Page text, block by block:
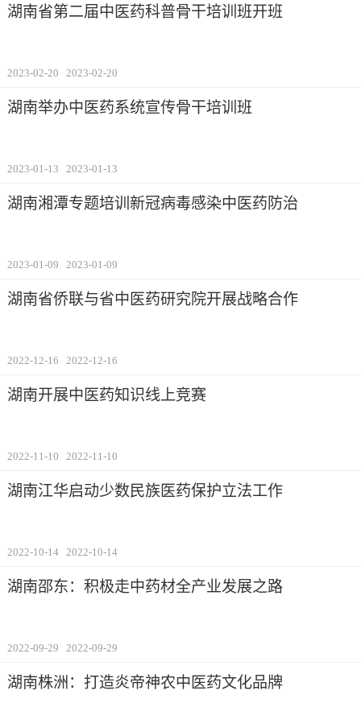
湖南省第二届中医药科普骨干培训班开班
2023-02-20 2023-02-20
湖南举办中医药系统宣传骨干培训班
2023-01-13 2023-01-13
湖南湘潭专题培训新冠病毒感染中医药防治
2023-01-09 2023-01-09
湖南省侨联与省中医药研究院开展战略合作
2022-12-16 2022-12-16
湖南开展中医药知识线上竞赛
2022-11-10 2022-11-10
湖南江华启动少数民族医药保护立法工作
2022-10-14 2022-10-14
湖南邵东：积极走中药材全产业发展之路
2022-09-29 2022-09-29
湖南株洲：打造炎帝神农中医药文化品牌